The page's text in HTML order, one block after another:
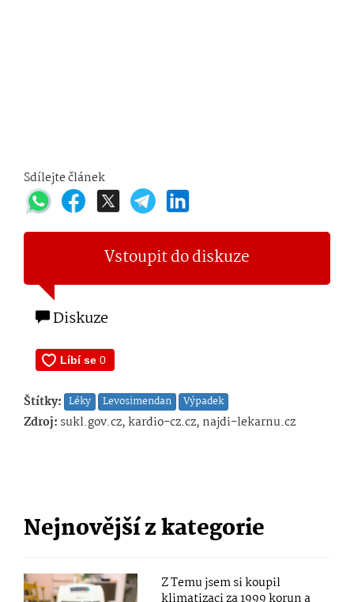
Sdílejte článek
Vstoupit do diskuze
Diskuze
Štítky: Léky Levosimendan Výpadek
Zdroj: sukl.gov.cz, kardio-cz.cz, najdi-lekarnu.cz
Nejnovější z kategorie
Z Temu jsem si koupil